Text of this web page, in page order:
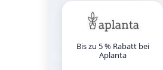
Bis zu 5 % Rabatt bei
Aplanta